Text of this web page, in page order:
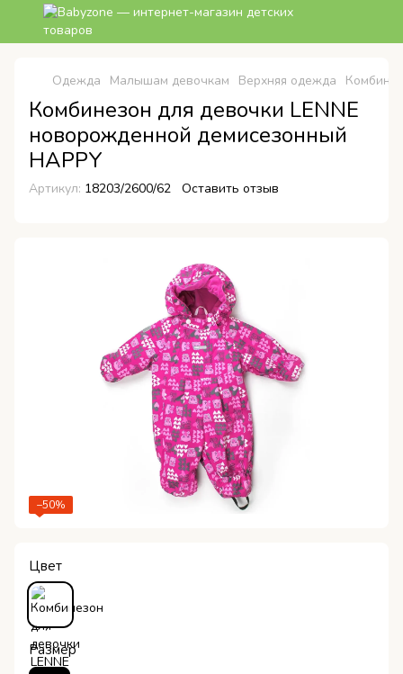
Одежда Малышам девочкам Верхняя одежда
Комбинезон для девочки LENNE
новорожденной демисезонный
HAPPY
Артикул: 18203/2600/62 Оставить отзыв
−50%
Цвет
Размер